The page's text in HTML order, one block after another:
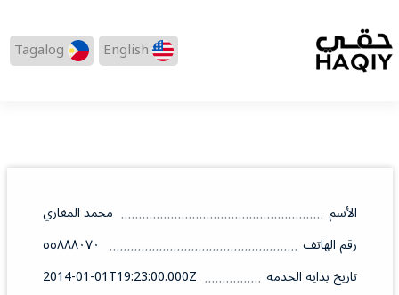
English
Tagalog
الأسم
محمد المغازي
رقم الهاتف
٥٥٨٨٨٠٧٠
تاريخ بدايه الخدمه
2014-01-01T19:23:00.000Z